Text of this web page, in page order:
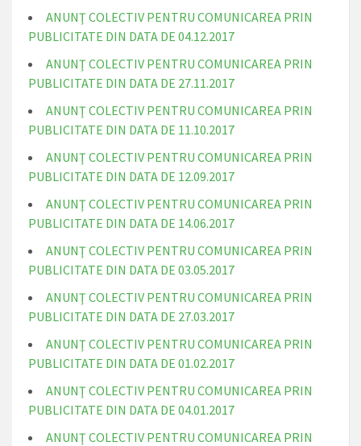
ANUNŢ COLECTIV PENTRU COMUNICAREA PRIN
PUBLICITATE DIN DATA DE 04.12.2017
ANUNŢ COLECTIV PENTRU COMUNICAREA PRIN
PUBLICITATE DIN DATA DE 27.11.2017
ANUNŢ COLECTIV PENTRU COMUNICAREA PRIN
PUBLICITATE DIN DATA DE 11.10.2017
ANUNŢ COLECTIV PENTRU COMUNICAREA PRIN
PUBLICITATE DIN DATA DE 12.09.2017
ANUNŢ COLECTIV PENTRU COMUNICAREA PRIN
PUBLICITATE DIN DATA DE 14.06.2017
ANUNŢ COLECTIV PENTRU COMUNICAREA PRIN
PUBLICITATE DIN DATA DE 03.05.2017
ANUNŢ COLECTIV PENTRU COMUNICAREA PRIN
PUBLICITATE DIN DATA DE 27.03.2017
ANUNŢ COLECTIV PENTRU COMUNICAREA PRIN
PUBLICITATE DIN DATA DE 01.02.2017
ANUNŢ COLECTIV PENTRU COMUNICAREA PRIN
PUBLICITATE DIN DATA DE 04.01.2017
ANUNŢ COLECTIV PENTRU COMUNICAREA PRIN